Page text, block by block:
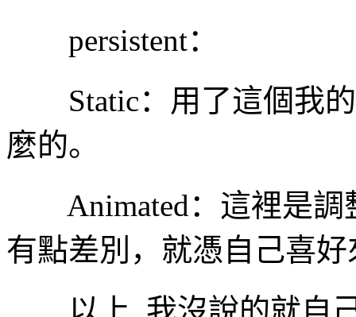
persistent：
Static：用了這個我的
麼的。
Animated：這裡是調
有點差別，就憑自己喜
以上..我沒說的就自己